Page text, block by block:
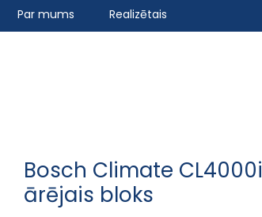
Par mums Realizētais
Bosch Climate CL4000i
ārējais bloks